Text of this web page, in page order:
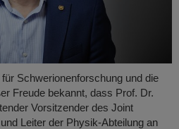
Schwerionenforschung und die
Freude bekannt, dass Prof. Dr.
Vorsitzender des Joint
Leiter der Physik-Abteilung an